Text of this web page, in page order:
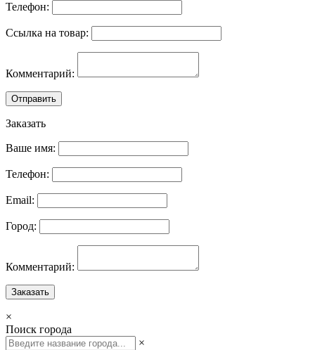
Телефон:
Ссылка на товар:
Комментарий:
Отправить
Заказать
Ваше имя:
Телефон:
Email:
Город:
Комментарий:
Заказать
×
Поиск города
×